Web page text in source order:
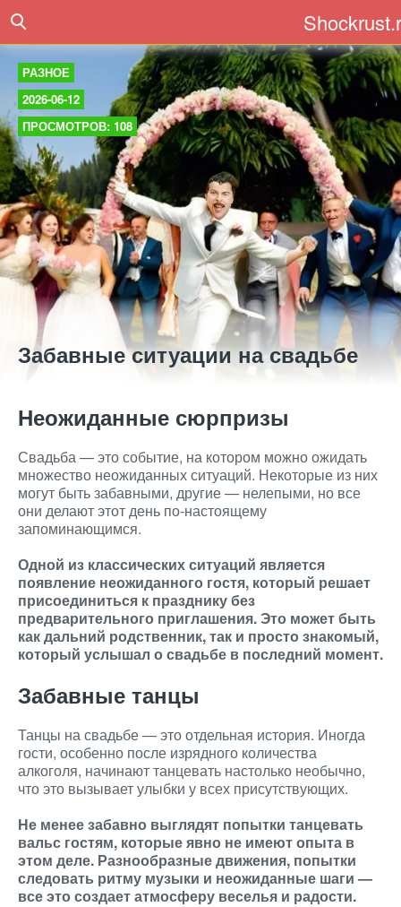
РАЗНОЕ
2026-06-12
ПРОСМОТРОВ: 108
Забавные ситуации на свадьбе
Неожиданные сюрпризы
Свадьба — это событие, на котором можно ожидать
множество неожиданных ситуаций. Некоторые из них
могут быть забавными, другие — нелепыми, но все
они делают этот день по-настоящему
запоминающимся.
Одной из классических ситуаций является
появление неожиданного гостя, который решает
присоединиться к празднику без
предварительного приглашения. Это может быть
как дальний родственник, так и просто знакомый,
который услышал о свадьбе в последний момент.
Забавные танцы
Танцы на свадьбе — это отдельная история. Иногда
гости, особенно после изрядного количества
алкоголя, начинают танцевать настолько необычно,
что это вызывает улыбки у всех присутствующих.
Не менее забавно выглядят попытки танцевать
вальс гостям, которые явно не имеют опыта в
этом деле. Разнообразные движения, попытки
следовать ритму музыки и неожиданные шаги —
все это создает атмосферу веселья и радости.